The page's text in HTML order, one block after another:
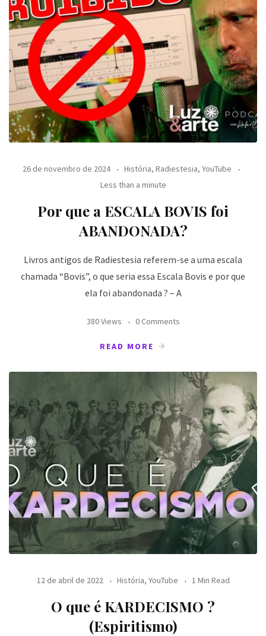
26 de novembro de 2024 História, Radiestesia, YouTube
Less than a minute
Por que a ESCALA BOVIS foi
ABANDONADA?
Livros antigos de Radiestesia referem-se a uma escala
chamada “Bovis”, o que seria essa Escala Bovis e por que
ela foi abandonada ? – A
380 Views 0 Comments
READ MORE
12 de abril de 2022 História, YouTube 1 Min Read
O que é KARDECISMO ?
(Espiritismo)